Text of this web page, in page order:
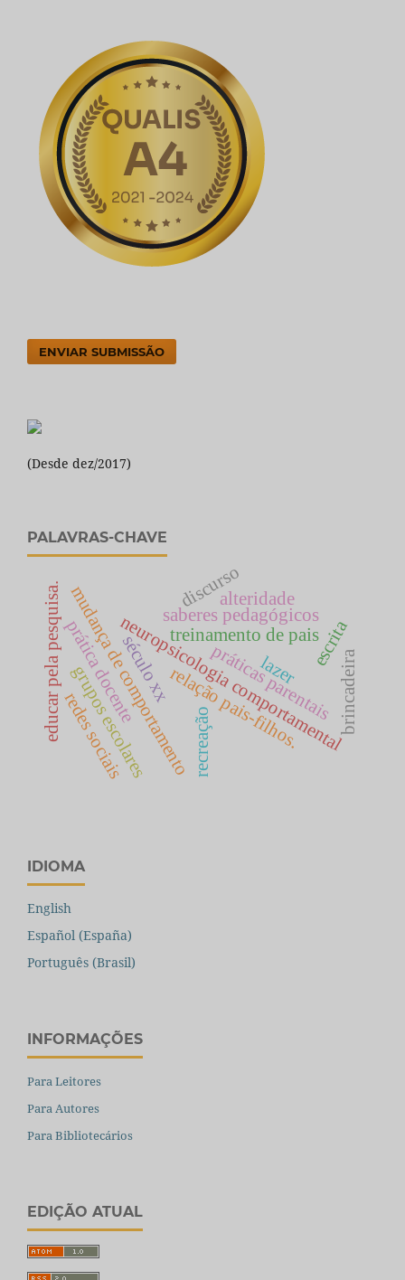
ENVIAR SUBMISSÃO
(Desde dez/2017)
PALAVRAS-CHAVE
neuropsicologia comportamental
mudança de comportamentotreinamento de pais
práticas parentais
relação pais-filhos.
escrita
educar pela pesquisa. saberes pedagógicos
prática docenteséculo xx
grupos escolares brincadeira
lazer
recreação
redes sociais
discursoalteridade
IDIOMA
English
Español (España)
Português (Brasil)
INFORMAÇÕES
Para Leitores
Para Autores
Para Bibliotecários
EDIÇÃO ATUAL